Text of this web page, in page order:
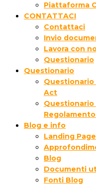
Piattaforma
CONTATTACI
Contattaci
Invio
Lavora con
Questionario
Questionario
Questionario
Act
Questionario
Regolamento
Blog e info
Landing Page
Blog
Documenti
Fonti Blog